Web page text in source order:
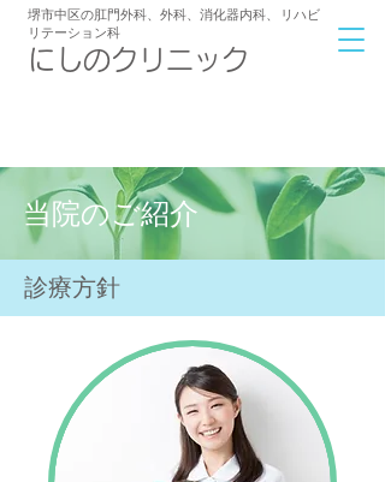
堺市中区の肛門外科、外科、消化器内科
リハビ
リテーション科
​にしのクリニック
当院のご紹介
診療方針